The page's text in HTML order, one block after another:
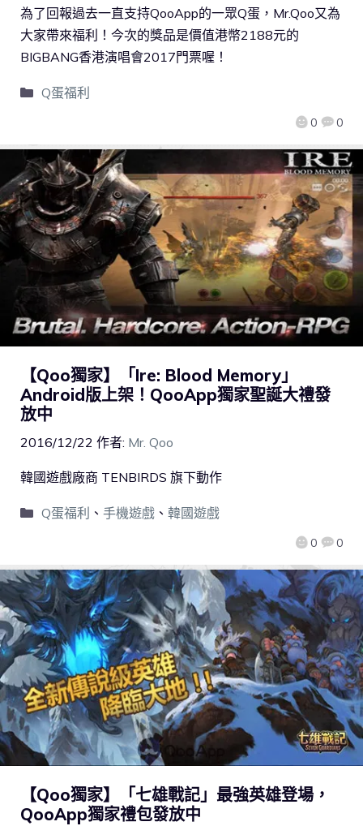
0 0
為了回報過去一直支持QooApp的一眾Q蛋，Mr.Qoo又為
大家帶來福利！今次的獎品是價值港幣2188元的
BIGBANG香港演唱會2017門票喔！
Q蛋福利
【Qoo獨家】「Ire: Blood Memory」
Android版上架！QooApp獨家聖誕大禮發
放中
2016/12/22 作者: Mr. Qoo
0 0
韓國遊戲廠商 TENBIRDS 旗下動作
Q蛋福利 、 手機遊戲、 韓國遊戲
【Qoo獨家】「七雄戰記」最強英雄登場，
QooApp獨家禮包發放中